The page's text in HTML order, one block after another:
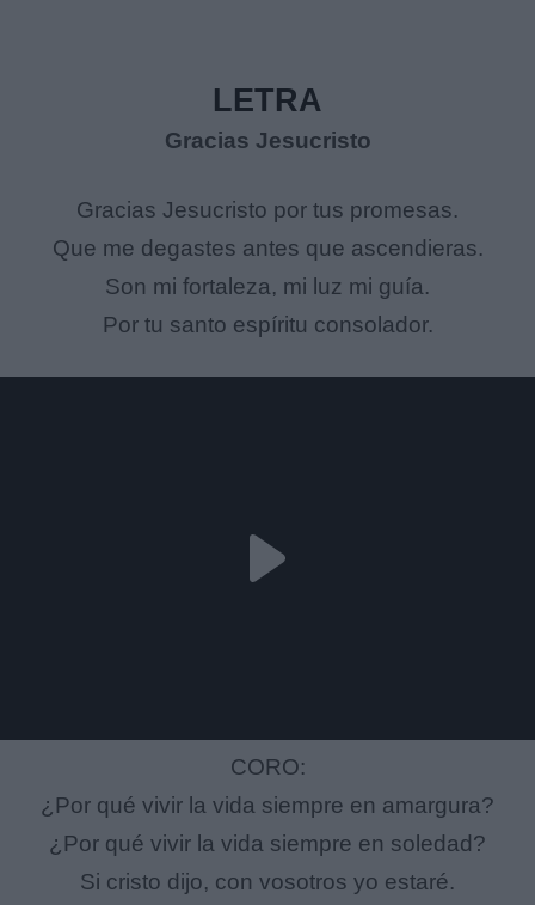
LETRA
Gracias Jesucristo
Gracias Jesucristo por tus promesas.
Que me degastes antes que ascendieras.
Son mi fortaleza, mi luz mi guía.
Por tu santo espíritu consolador.
CORO:
¿Por qué vivir la vida siempre en amargura?
¿Por qué vivir la vida siempre en soledad?
Si cristo dijo, con vosotros yo estaré.